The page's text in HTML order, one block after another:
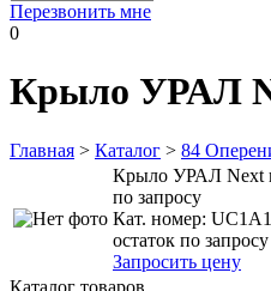
Перезвонить мне
0
Крыло УРАЛ
Главная > Каталог > 84
Крыло УРАЛ Next
по запросу
Кат. номер:
остаток по
Запросить цену
Каталог товаров